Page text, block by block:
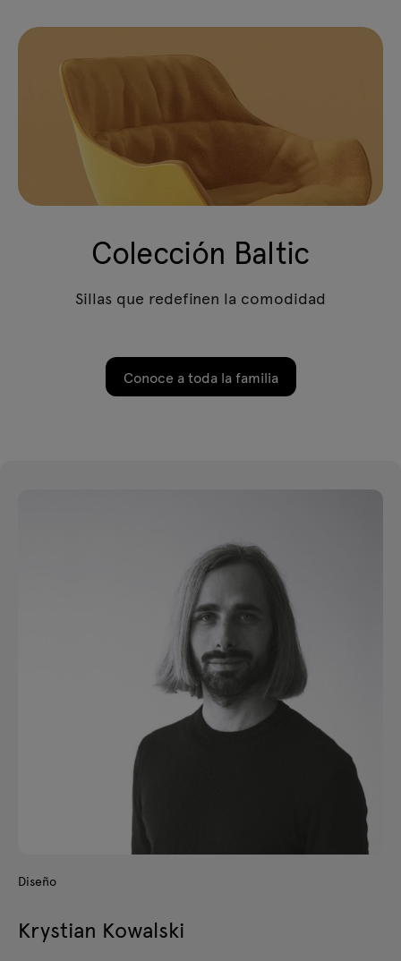
Colección Baltic
Sillas que redefinen la comodidad
Conoce a toda la familia
Diseño
Krystian Kowalski